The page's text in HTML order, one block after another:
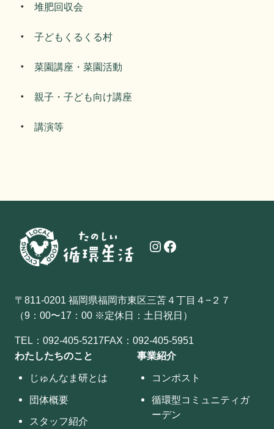
堆肥回収会
子どもくるくる村
菜園講座・菜園活動
親子・子ども向け講座
講演等
Instagram Facebook
〒811-0201 福岡県福岡市東区三苫４丁目４−２７
（9：00〜17：00 ※定休日：土日祝日）
TEL：092-405-5217FAX：092-405-5951
わたしたちのこと
じゅんなま研とは
団体概要
スタッフ紹介
事業紹介
コンポスト
循環型コミュニティガ
ーデン